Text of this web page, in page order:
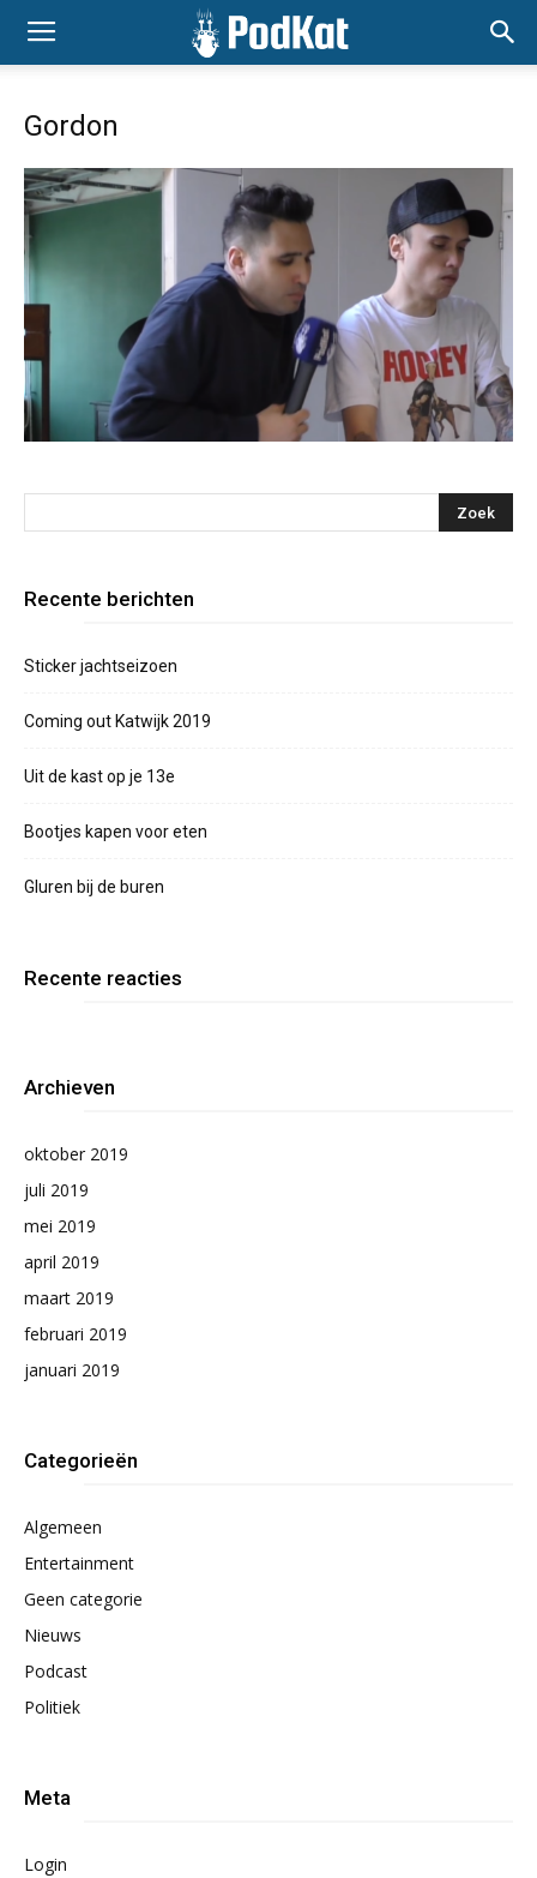
Gordon
Recente berichten
Sticker jachtseizoen
Coming out Katwijk 2019
Uit de kast op je 13e
Bootjes kapen voor eten
Gluren bij de buren
Recente reacties
Archieven
oktober 2019
juli 2019
mei 2019
april 2019
maart 2019
februari 2019
januari 2019
Categorieën
Algemeen
Entertainment
Geen categorie
Nieuws
Podcast
Politiek
Meta
Login